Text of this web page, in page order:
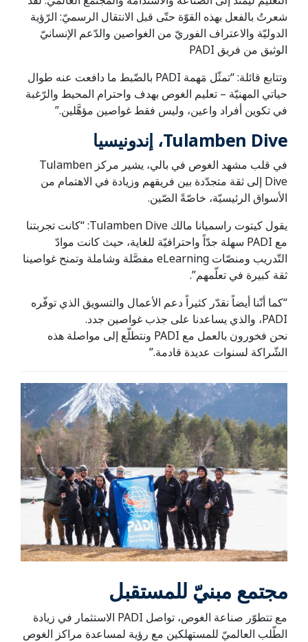
شعرتُ بالفعل بهذه القوّة حتّى قبل الانتقال الرسميّ: الرّؤية
الدوليّة والاعتراف الفوريّ من الغواصين والدّعم الإنسانيّ
الوثيق من فريق PADI
وتتابع قائلة: “تمثّل مَهمة PADI بالضّبط ما دافعت عنه طوال
حياتي المهنيّة – تعليم الغوص بهدف واحترام المحيط والرّغبة
في تكوين أفراد واعين، وليس فقط غواصين مؤهَّلين.”
Tulamben Dive، إندونيسيا
في قلب مشهد الغوص في بالي، يشير مركز Tulamben
Dive إلى ثقة متجدّدة بين فريقهم وزيادة في الاهتمام من
الأسواق الرئيسيّة، خاصّةً الصّين.
يقول كيتوت راسميانا مالك Tulamben Dive: “كانت تجربتنا
مع PADI سهلة جدّاً واحترافيّة للغاية، حيث كانت موادّ
التّدريب ومنصّات eLearning مفصَّلة وشاملة وتمنح غواصينا
ثقة كبيرة في تعلّمهم”.
“كما أنّنا أيضاً نقدّر كثيراً دعم الأعمال والتسويق الذي توفّره
PADI، والذي يساعدنا على جذب غواصين جدد.
نحن فخورون بالعمل مع PADI ونتطلّع إلى مواصلة هذه
الشّراكة لسنوات عديدة قادمة.”
مجتمع مبنيّ للمستقبل
مع تتطوّر صناعة الغوص، تواصل PADI الاستثمار في زيادة
الطّلب العالميّ للمستهلكين مع رؤية لمساعدة مراكز الغوص